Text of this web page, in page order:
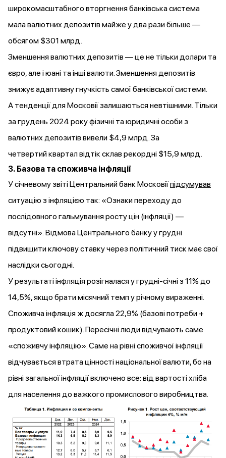
широкомасштабного вторгнення банківська система
мала валютних депозитів майже у два рази більше —
обсягом $301 млрд.
Зменшення валютних депозитів — це не тільки долари та
євро, але і юані та інші валюти. Зменшення депозитів
знижує адаптивну гнучкість самої банківської системи.
А тенденції для Московії залишаються невтішними. Тільки
за грудень 2024 року фізичні та юридичні особи з
валютних депозитів вивели $4,9 млрд. За
четвертий квартал відтік склав рекордні $15,9 млрд.
3. Базова та споживча інфляції
У січневому звіті Центральний банк Московіїпідсумував
ситуацію з інфляцією так: «Ознаки переходу до
послідовного гальмування росту цін (інфляції) —
відсутні». Відмова Центрального банку у грудні
підвищити ключову ставку через політичний тиск має свої
наслідки сьогодні.
У результаті інфляція розігналася у грудні-січні з 11% до
14,5%, якщо брати місячний темп у річному вираженні.
Споживча інфляція ж досягла 22,9% (базові потреби +
продуктовий кошик). Пересічні люди відчувають саме
«споживчу інфляцію». Саме на рівні споживчої інфляції
відчувається втрата цінності національної валюти, бо на
рівні загальної інфляції включено все: від вартості хліба
для населення до важкого промислового виробництва.